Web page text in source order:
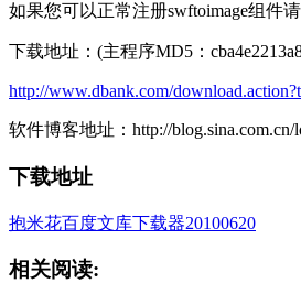
如果您可以正常注册swftoimage组件
下载地址：(主程序MD5：
http://www.dbank.com/
软件博客地址：http://blog.sina.com.cn/
下载地址
抱米花百度文库下载器20100620
相关阅读: